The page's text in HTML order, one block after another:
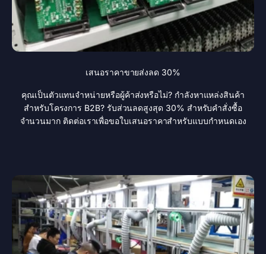
เสนอราคาขายส่งลด 30%
คุณเป็นตัวแทนจำหน่ายหรือผู้ค้าส่งหรือไม่? กำลังหาแหล่งสินค้า
สำหรับโครงการ B2B? รับส่วนลดสูงสุด 30% สำหรับคำสั่งซื้อ
จำนวนมาก ติดต่อเราเพื่อขอใบเสนอราคาสำหรับแบบกำหนดเอง